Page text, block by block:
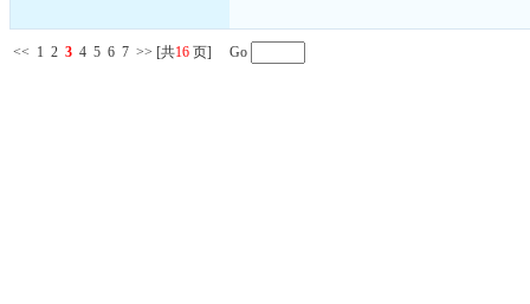
<< 1 2 3 4 5 6 7 >> [共16 页] Go